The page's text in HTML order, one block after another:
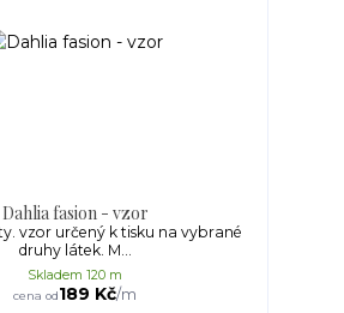
Dahlia fasion - vzor
vzor určený k tisku na vybrané
druhy látek. M...
cena od189 Kč/m
Skladem 120 m